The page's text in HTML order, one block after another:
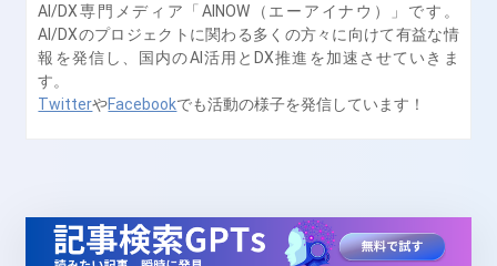
AI/DX専門メディア「AINOW（エーアイナウ）」です。
AI/DXのプロジェクトに関わる多くの方々に向けて有益な情
報を発信し、国内のAI活用とDX推進を加速させていきま
す。
TwitterやFacebookでも活動の様子を発信しています！